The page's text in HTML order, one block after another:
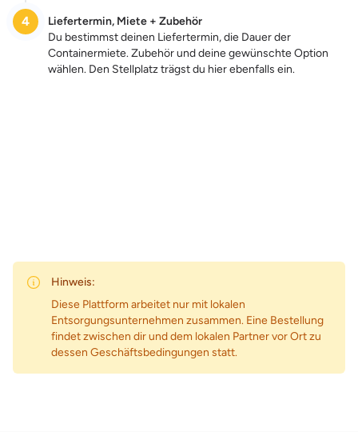
4
Liefertermin, Miete + Zubehör
Du bestimmst deinen Liefertermin, die Dauer der
Containermiete. Zubehör und deine gewünschte Option
wählen. Den Stellplatz trägst du hier ebenfalls ein.
Hinweis:
Diese Plattform arbeitet nur mit lokalen
Entsorgungsunternehmen zusammen. Eine Bestellung
findet zwischen dir und dem lokalen Partner vor Ort zu
dessen Geschäftsbedingungen statt.